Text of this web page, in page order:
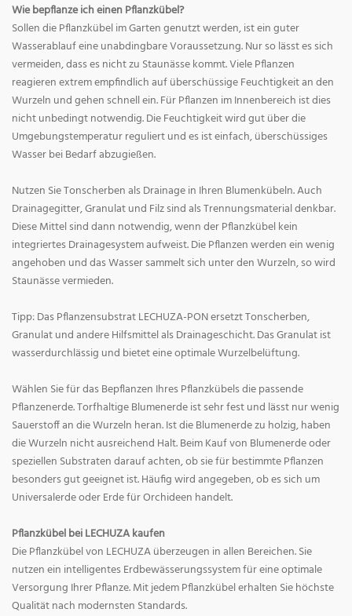
Wie bepflanze ich einen Pflanzkübel?
Sollen die Pflanzkübel im Garten genutzt werden, ist ein guter
Wasserablauf eine unabdingbare Voraussetzung. Nur so lässt es sich
vermeiden, dass es nicht zu Staunässe kommt. Viele Pflanzen
reagieren extrem empfindlich auf überschüssige Feuchtigkeit an den
Wurzeln und gehen schnell ein. Für Pflanzen im Innenbereich ist dies
nicht unbedingt notwendig. Die Feuchtigkeit wird gut über die
Umgebungstemperatur reguliert und es ist einfach, überschüssiges
Wasser bei Bedarf abzugießen.
Nutzen Sie Tonscherben als Drainage in Ihren Blumenkübeln. Auch
Drainagegitter, Granulat und Filz sind als Trennungsmaterial denkbar.
Diese Mittel sind dann notwendig, wenn der Pflanzkübel kein
integriertes Drainagesystem aufweist. Die Pflanzen werden ein wenig
angehoben und das Wasser sammelt sich unter den Wurzeln, so wird
Staunässe vermieden.
Tipp: Das Pflanzensubstrat LECHUZA-PON ersetzt Tonscherben,
Granulat und andere Hilfsmittel als Drainageschicht. Das Granulat ist
wasserdurchlässig und bietet eine optimale Wurzelbelüftung.
Wählen Sie für das Bepflanzen Ihres Pflanzkübels die passende
Pflanzenerde. Torfhaltige Blumenerde ist sehr fest und lässt nur wenig
Sauerstoff an die Wurzeln heran. Ist die Blumenerde zu holzig, haben
die Wurzeln nicht ausreichend Halt. Beim Kauf von Blumenerde oder
speziellen Substraten darauf achten, ob sie für bestimmte Pflanzen
besonders gut geeignet ist. Häufig wird angegeben, ob es sich um
Universalerde oder Erde für Orchideen handelt.
Pflanzkübel bei LECHUZA kaufen
Die Pflanzkübel von LECHUZA überzeugen in allen Bereichen. Sie
nutzen ein intelligentes Erdbewässerungssystem für eine optimale
Versorgung Ihrer Pflanze. Mit jedem Pflanzkübel erhalten Sie höchste
Qualität nach modernsten Standards.